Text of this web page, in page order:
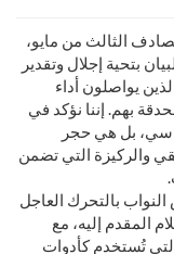
الثالث من مايو،
بتحية إجلال وتقدير
يواصلون أداء
بهم. إننا نؤكد في
بل هي حجر
والركيزة التي تضمن
بالتحرك العاجل
المقدم إليه، مع
التي تُستخدم كأدوات